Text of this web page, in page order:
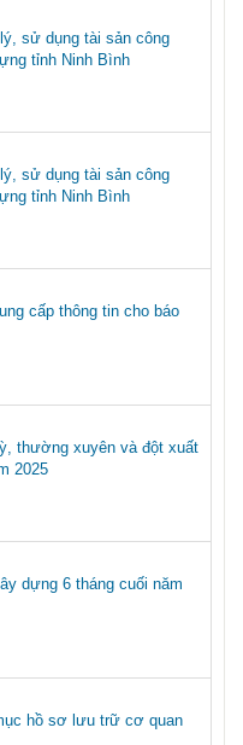
sử dụng tài sản công
tỉnh Ninh Bình
sử dụng tài sản công
tỉnh Ninh Bình
cấp thông tin cho báo
thường xuyên và đột xuất
2025
dựng 6 tháng cuối năm
hồ sơ lưu trữ cơ quan